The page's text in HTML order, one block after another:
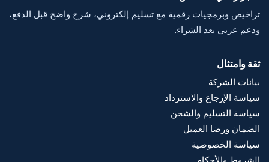
تراخيص وبرمجيات رقمية مع تسليم إلكتروني، شرح واضح قبل الدفع،
ودعم عربي بعد الشراء.
ثقة وامتثال
بيانات الشركة
سياسة الإرجاع والاسترداد
سياسة التسليم والشحن
الضمان ورضا العميل
سياسة الخصوصية